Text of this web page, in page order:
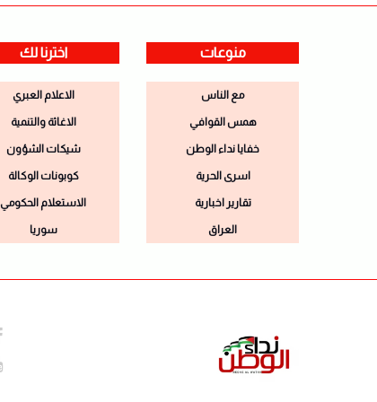
منوعات
مع الناس
همس القوافي
خفايا نداء الوطن
اسرى الحرية
تقارير اخبارية
العراق
اخترنا لك
الاعلام العبري
الاغاثة والتنمية
شيكات الشؤون
كوبونات الوكالة
الاستعلام الحكومي
سوريا